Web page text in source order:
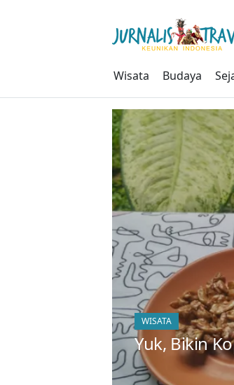
Wisata Budaya
WISATA
Yuk, Bikin